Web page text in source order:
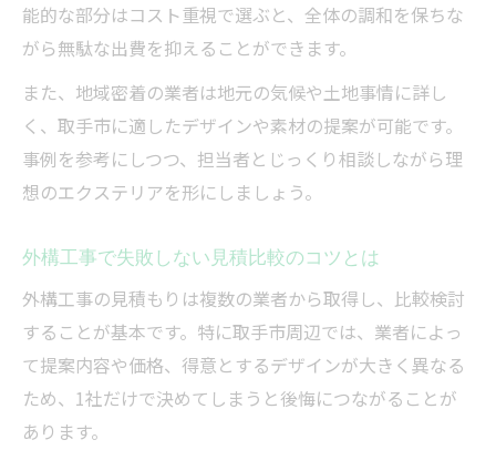
能的な部分はコスト重視で選ぶと、全体の調和を保ちな
がら無駄な出費を抑えることができます。
また、地域密着の業者は地元の気候や土地事情に詳し
く、取手市に適したデザインや素材の提案が可能です。
事例を参考にしつつ、担当者とじっくり相談しながら理
想のエクステリアを形にしましょう。
外構工事で失敗しない見積比較のコツとは
外構工事の見積もりは複数の業者から取得し、比較検討
することが基本です。特に取手市周辺では、業者によっ
て提案内容や価格、得意とするデザインが大きく異なる
ため、1社だけで決めてしまうと後悔につながることが
あります。